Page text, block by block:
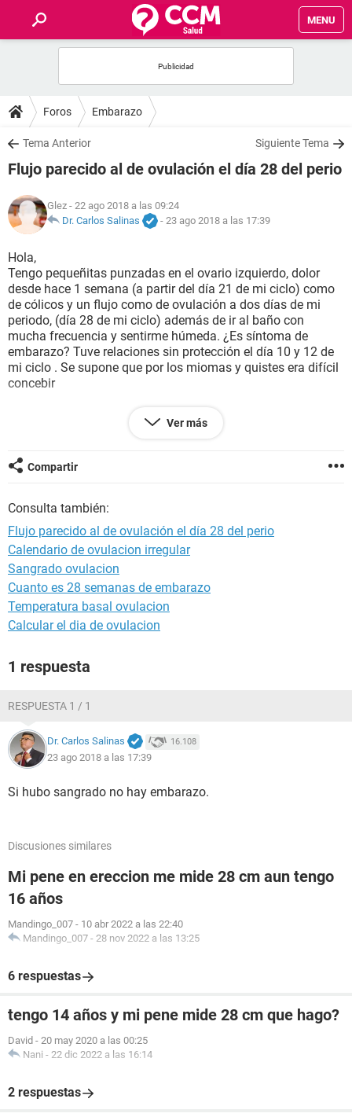
MENU
FOROS
SALUD
FAMILIA
NUTRICIÓN
BIENESTAR
SEXUALIDAD
GLOSARIO
Foros Embarazo
Tema Anterior Siguiente Tema
Flujo parecido al de ovulación el día 28 del perio
Glez - 22 ago 2018 a las 09:24
Dr. Carlos Salinas
- 23 ago 2018 a las 17:39
Hola,
Tengo pequeñitas punzadas en el ovario izquierdo, dolor
desde hace 1 semana (a partir del día 21 de mi ciclo) como
de cólicos y un flujo como de ovulación a dos días de mi
periodo, (día 28 de mi ciclo) además de ir al baño con
mucha frecuencia y sentirme húmeda. ¿Es síntoma de
embarazo? Tuve relaciones sin protección el día 10 y 12 de
mi ciclo . Se supone que por los miomas y quistes era difícil
concebir
Mis ciclos son de 30 días . Y pregunto porque me provoca
mucha ilusión pero no quiero hacerme falsas esperanzasy
27 de mi ciclo (ayer ) y salió negativo, ¿puede ser falso
negativo?
Ver más
Compartir
Consulta también:
Flujo parecido al de ovulación el día 28 del perio
Calendario de ovulacion irregular
Sangrado ovulacion
Cuanto es 28 semanas de embarazo
Temperatura basal ovulacion
Calcular el dia de ovulacion
1 respuesta
RESPUESTA 1 / 1
Dr. Carlos Salinas 16.108
23 ago 2018 a las 17:39
Si hubo sangrado no hay embarazo.
Discusiones similares
Mi pene en ereccion me mide 28 cm aun tengo
16 años
Mandingo_007 - 10 abr 2022 a las 22:40
Mandingo_007 - 28 nov 2022 a las 13:25
6 respuestas
tengo 14 años y mi pene mide 28 cm que hago?
David - 20 may 2020 a las 00:25
Nani - 22 dic 2022 a las 16:14
2 respuestas